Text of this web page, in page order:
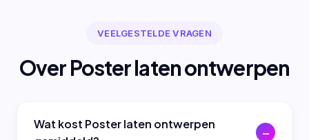
VEELGESTELDE VRAGEN
Over Poster laten ontwerpen
Wat kost Poster laten ontwerpen